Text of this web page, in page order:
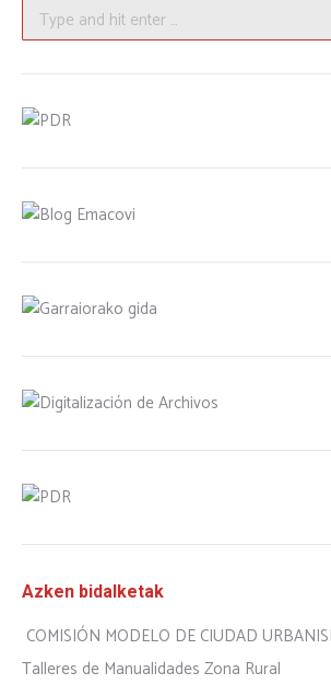
Search:
Azken bidalketak
COMISIÓN MODELO DE CIUDAD
Talleres de Manualidades Zona Rural